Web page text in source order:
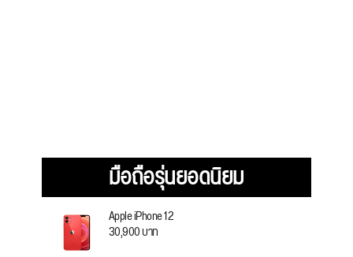
มือถือรุ่นยอดนิยม
Apple iPhone 12
30,900 บาท